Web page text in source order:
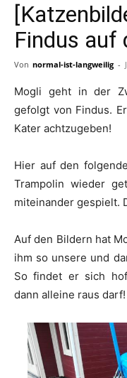
Findus auf
Von normal-ist-langweilig -
Mogli geht in der
gefolgt von Findus.
Kater achtzugeben!
Hier auf den
Trampolin wieder
miteinander gespielt.
Auf den Bildern hat
ihm so unsere und
So findet er sich
dann alleine raus darf!